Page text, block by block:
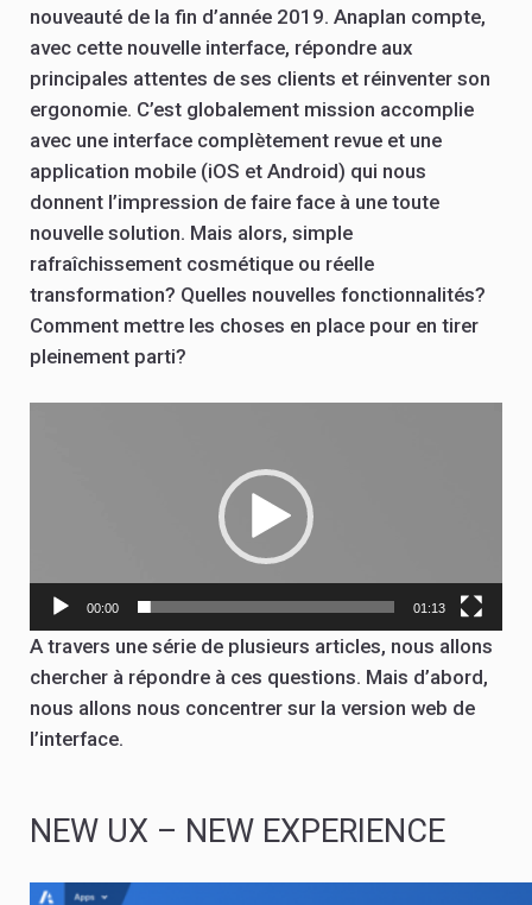
nouveauté de la fin d’année 2019. Anaplan compte,
avec cette nouvelle interface, répondre aux
principales attentes de ses clients et réinventer son
ergonomie. C’est globalement mission accomplie
avec une interface complètement revue et une
application mobile (iOS et Android) qui nous
donnent l’impression de faire face à une toute
nouvelle solution. Mais alors, simple
rafraîchissement cosmétique ou réelle
transformation? Quelles nouvelles fonctionnalités?
Comment mettre les choses en place pour en tirer
pleinement parti?
00:00 01:13
A travers une série de plusieurs articles, nous allons
chercher à répondre à ces questions. Mais d’abord,
nous allons nous concentrer sur la version web de
l’interface.
NEW UX – NEW EXPERIENCE